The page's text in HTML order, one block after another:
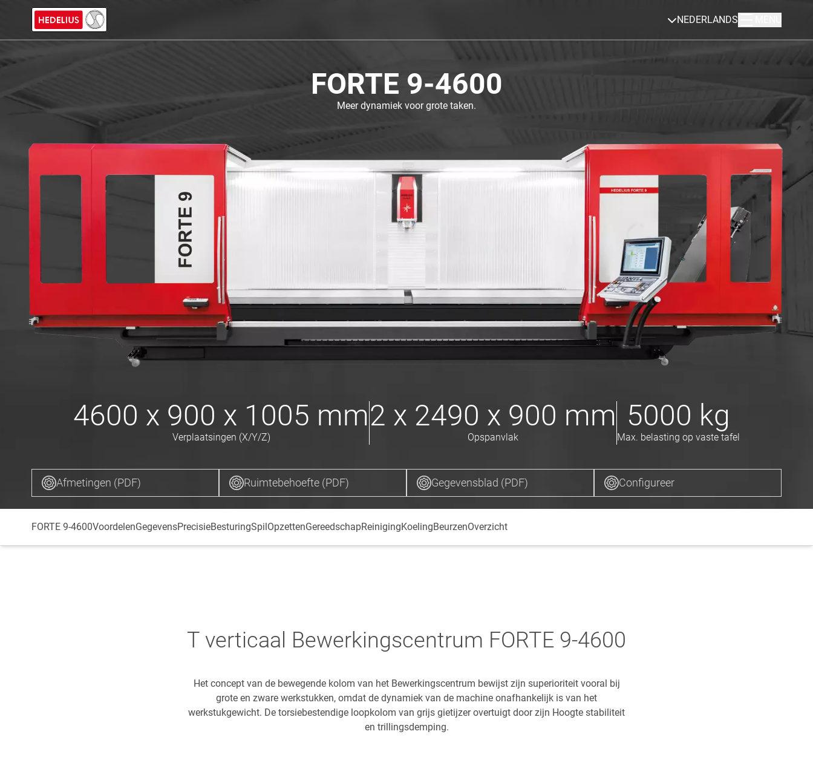
NEDERLANDS
FORTE 9-4600
Meer dynamiek voor grote taken.
4600 x 900 x 1005 mm
Verplaatsingen (X/Y/Z)
2 x 2490 x 900 mm
Opspanvlak
5000 kg
Max. belasting op vaste tafel
Afmetingen (PDF) Ruimtebehoefte (PDF) Gegevensblad (PDF) Configureer
FORTE 9-4600VoordelenGegevensPrecisieBesturingSpilOpzettenGereedschapReinigingKoelingBeurzenOverzicht
T verticaal Bewerkingscentrum FORTE 9-4600
Het concept van de bewegende kolom van het Bewerkingscentrum bewijst zijn superioriteit vooral bij
grote en zware werkstukken, omdat de dynamiek van de machine onafhankelijk is van het
werkstukgewicht. De torsiebestendige loopkolom van grijs gietijzer overtuigt door zijn Hoogte stabiliteit
en trillingsdemping.